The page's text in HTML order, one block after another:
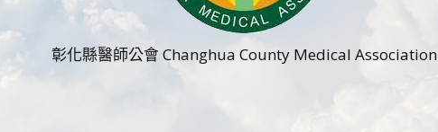
彰化縣醫師公會 Changhua County Medical Association